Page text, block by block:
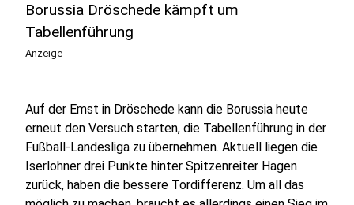
Borussia Dröschede kämpft um
Tabellenführung
Anzeige
Auf der Emst in Dröschede kann die Borussia heute
erneut den Versuch starten, die Tabellenführung in der
Fußball-Landesliga zu übernehmen. Aktuell liegen die
Iserlohner drei Punkte hinter Spitzenreiter Hagen
zurück, haben die bessere Tordifferenz. Um all das